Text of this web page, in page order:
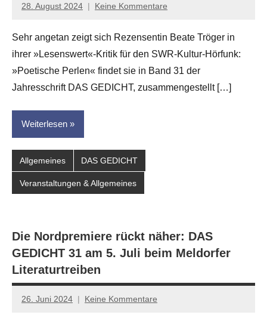
28. August 2024
Jan-
Hornauer
für
dasgedichtblog
Keine Kommentare
Sehr angetan zeigt sich Rezensentin Beate Tröger in
ihrer »Lesenswert«-Kritik für den SWR-Kultur-Hörfunk:
»Poetische Perlen« findet sie in Band 31 der
Jahresschrift DAS GEDICHT, zusammengestellt […]
Weiterlesen
Allgemeines DAS GEDICHT
Veranstaltungen & Allgemeines
Die Nordpremiere rückt näher: DAS
GEDICHT 31 am 5. Juli beim Meldorfer
Literaturtreiben
26. Juni 2024
Jan-
Keine Kommentare